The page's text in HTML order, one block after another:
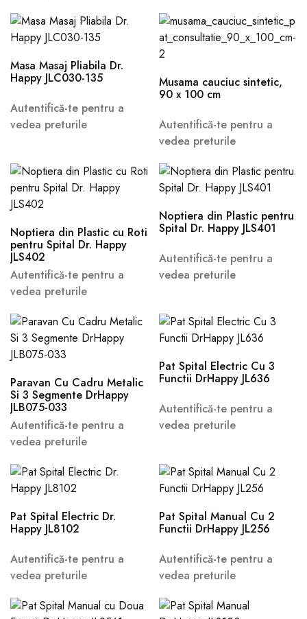
Masa Masaj Pliabila Dr.
Happy JLC030-135
Autentifică-te pentru a
vedea preturile
Musama cauciuc sintetic,
90 x 100 cm
Autentifică-te pentru a
vedea preturile
Noptiera din Plastic cu Roti
pentru Spital Dr. Happy
JLS402
Autentifică-te pentru a
vedea preturile
Noptiera din Plastic pentru
Spital Dr. Happy JLS401
Autentifică-te pentru a
vedea preturile
Paravan Cu Cadru Metalic
Si 3 Segmente DrHappy
JLB075-033
Autentifică-te pentru a
vedea preturile
Pat Spital Electric Cu 3
Functii DrHappy JL636
Autentifică-te pentru a
vedea preturile
Pat Spital Electric Dr.
Happy JL8102
Autentifică-te pentru a
vedea preturile
Pat Spital Manual Cu 2
Functii DrHappy JL256
Autentifică-te pentru a
vedea preturile